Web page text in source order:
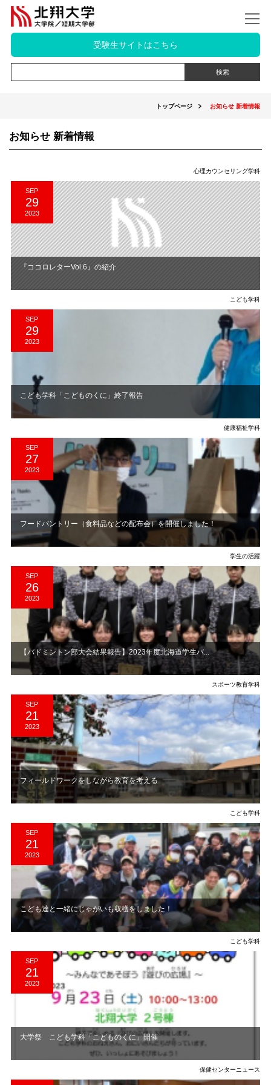
受験生サイトはこちら
トップページ お知らせ 新着情報
お知らせ 新着情報
心理カウンセリング学科
SEP
29
2023
『ココロレターVol.6』の紹介
こども学科
SEP
29
2023
こども学科「こどものくに」終了報告
健康福祉学科
SEP
27
2023
フードパントリー（食料品などの配布会）を開催しました！
学生の活躍
SEP
26
2023
【バドミントン部大会結果報告】2023年度北海道学生バ...
スポーツ教育学科
SEP
21
2023
フィールドワークをしながら教育を考える
こども学科
SEP
21
2023
こども達と一緒にじゃがいも収穫をしました！
こども学科
SEP
21
2023
大学祭 こども学科「こどものくに」開催
保健センターニュース